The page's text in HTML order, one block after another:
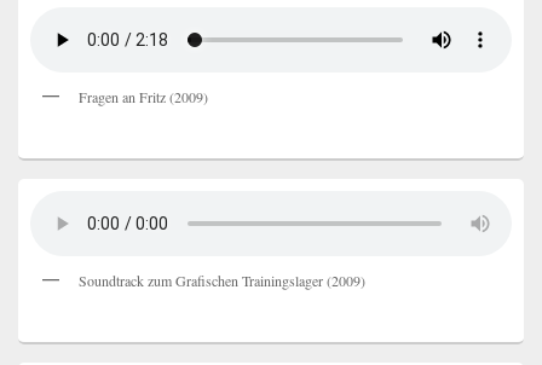
Fragen an Fritz (2009)
Soundtrack zum Grafischen Trainingslager (2009)